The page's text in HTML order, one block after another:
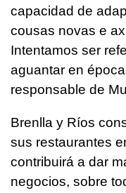
capacidad de
cousas novas e
Intentamos ser
aguantar en
responsable de
Brenlla y Ríos
sus restaurantes
contribuirá a dar
negocios, sobre